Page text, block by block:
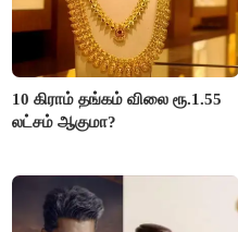
10 கிராம் தங்கம் விலை ரூ.1.55
லட்சம் ஆகுமா?